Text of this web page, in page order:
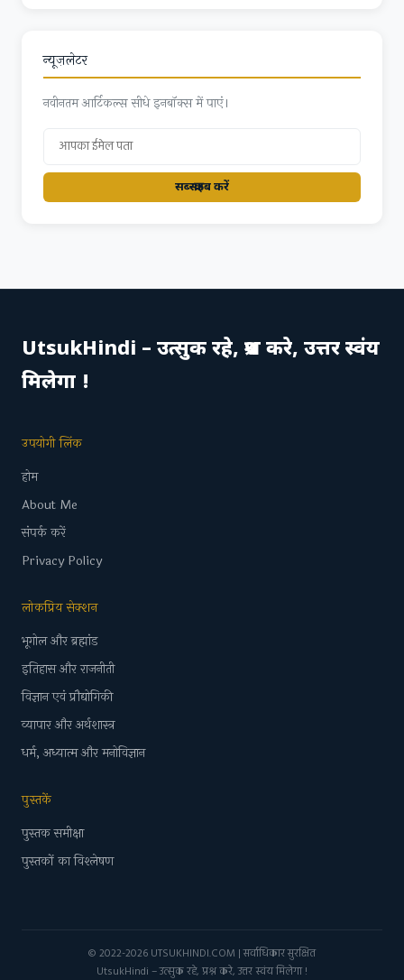
न्यूज़लेटर
नवीनतम आर्टिकल्स सीधे इनबॉक्स में पाएं।
सब्स्क्राइब करें
UtsukHindi – उत्सुक रहे, प्रश्न करे, उत्तर स्वंय
मिलेगा !
उपयोगी लिंक
होम
About Me
संपर्क करें
Privacy Policy
लोकप्रिय सेक्शन
भूगोल और ब्रह्मांड
इतिहास और राजनीती
विज्ञान एवं प्रौद्योगिकी
व्यापार और अर्थशास्त्र
धर्म, अध्यात्म और मनोविज्ञान
पुस्तकें
पुस्तक समीक्षा
पुस्तकों का विश्लेषण
© 2022-2026 UTSUKHINDI.COM | सर्वाधिकार सुरक्षित
UtsukHindi – उत्सुक रहे, प्रश्न करे, उत्तर स्वंय मिलेगा !